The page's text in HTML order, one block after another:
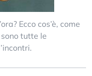
Ecco cos’è, come
tutte le